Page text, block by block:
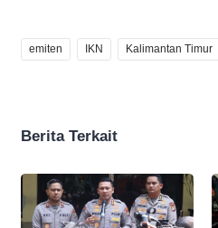
emiten IKN Kalimantan Timur
Berita Terkait